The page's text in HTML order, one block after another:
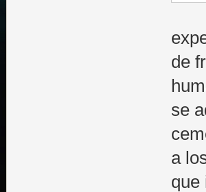
de
se
a
que